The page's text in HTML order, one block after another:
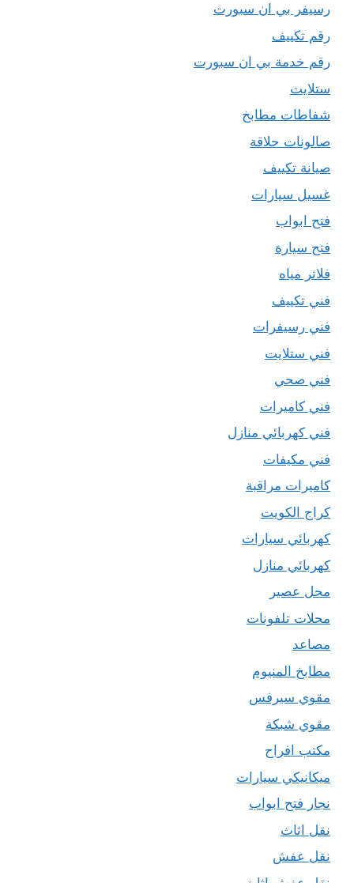
رسيفر بي ان سبورت
رقم تكييف
رقم خدمة بي ان سبورت
ستلايت
شفاطات مطابخ
صالونات حلاقة
صيانة تكييف
غسيل سيارات
فتح ابواب
فتح سيارة
فلاتر مياه
فني تكييف
فني رسيفرات
فني ستلايت
فني صحي
فني كاميرات
فني كهربائي منازل
فني مكيفات
كاميرات مراقبة
كراج الكويت
كهربائي سيارات
كهربائي منازل
محل عصير
محلات تلفونات
مصاعد
مطابخ المنيوم
مقوي سيرفس
مقوي شبكة
مكتب افراح
ميكانيكي سيارات
نجار فتح ابواب
نقل اثاث
نقل عفش